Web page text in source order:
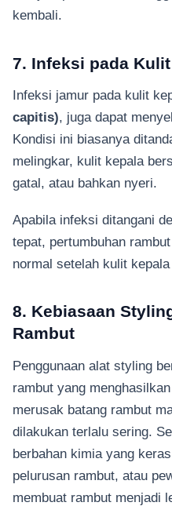
kembali.
7. Infeksi pada
Infeksi jamur pada kulit
capitis), juga dapat
Kondisi ini biasanya
melingkar, kulit kepala
gatal, atau bahkan nyeri.
Apabila infeksi ditangani
tepat, pertumbuhan
normal setelah kulit
8. Kebiasaan
Rambut
Penggunaan alat styling
rambut yang
merusak batang rambut
dilakukan terlalu sering.
berbahan kimia yang
pelurusan rambut, atau
membuat rambut menjadi